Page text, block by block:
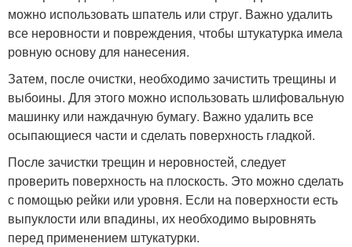
можно использовать шпатель или струг. Важно удалить
все неровности и повреждения, чтобы штукатурка имела
ровную основу для нанесения.
Затем, после очистки, необходимо зачистить трещины и
выбоины. Для этого можно использовать шлифовальную
машинку или наждачную бумагу. Важно удалить все
осыпающиеся части и сделать поверхность гладкой.
После зачистки трещин и неровностей, следует
проверить поверхность на плоскость. Это можно сделать
с помощью рейки или уровня. Если на поверхности есть
выпуклости или впадины, их необходимо выровнять
перед применением штукатурки.